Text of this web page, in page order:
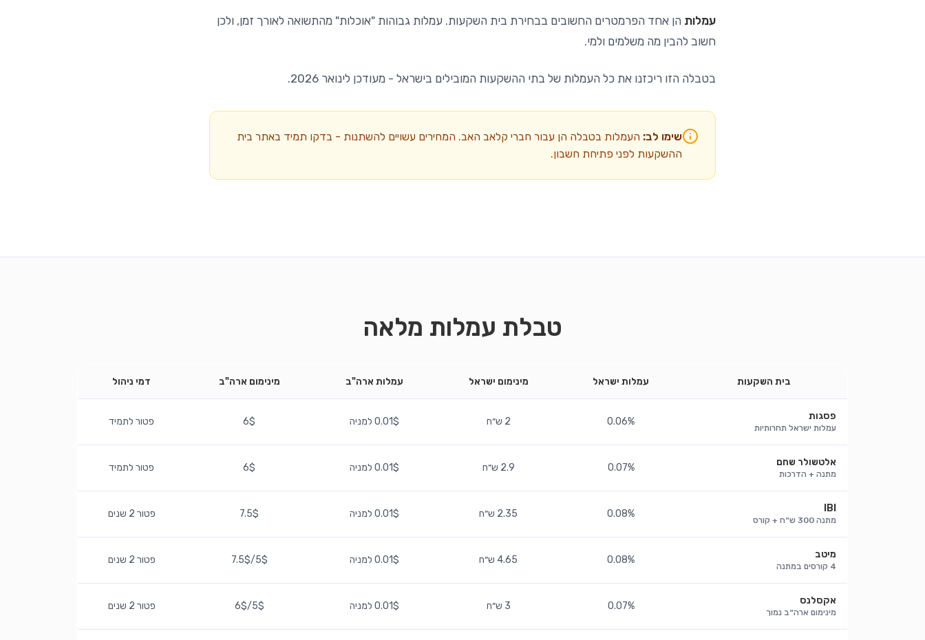
עמלות הן אחד הפרמטרים החשובים בבחירת בית השקעות. עמלות גבוהות "אוכלות" מהתשואה לאורך זמן, ולכן
חשוב להבין מה משלמים ולמי.
בטבלה הזו ריכזנו את כל העמלות של בתי ההשקעות המובילים בישראל - מעודכן לינואר 2026.
שימו לב: העמלות בטבלה הן עבור חברי קלאב האב. המחירים עשויים להשתנות - בדקו תמיד באתר בית
ההשקעות לפני פתיחת חשבון.
טבלת עמלות מלאה
בית השקעות עמלות ישראל מינימום ישראל עמלות ארה"ב מינימום ארה"ב דמי ניהול
פסגות
עמלות ישראל תחרותיות
0.06% 2 ש״ח 0.01$ למניה 6$ פטור לתמיד
אלטשולר שחם
מתנה + הדרכות
0.07% 2.9 ש״ח 0.01$ למניה 6$ פטור לתמיד
IBI
מתנה 300 ש״ח + קורס
0.08% 2.35 ש״ח 0.01$ למניה 7.5$ פטור 2 שנים
מיטב
4 קורסים במתנה
0.08% 4.65 ש״ח 0.01$ למניה 5$/7.5$ פטור 2 שנים
אקסלנס
מינימום ארה״ב נמוך
0.07% 3 ש״ח 0.01$ למניה 5$/6$ פטור 2 שנים